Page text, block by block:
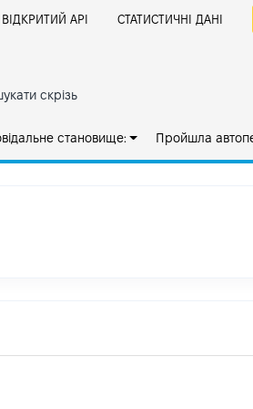
ВІДКРИТИЙ АРІ СТАТИСТИЧНІ ДАНІ
скрізь
становище: Пройшла